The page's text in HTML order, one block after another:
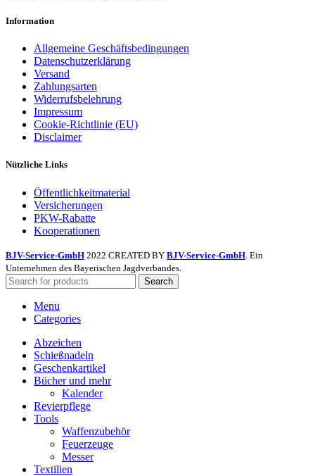
Information
Allgemeine Geschäftsbedingungen
Datenschutzerklärung
Versand
Zahlungsarten
Widerrufsbelehrung
Impressum
Cookie-Richtlinie (EU)
Disclaimer
Nützliche Links
Öffentlichkeitmaterial
Versicherungen
PKW-Rabatte
Kooperationen
BJV-Service-GmbH 2022 CREATED BY BJV-Service-GmbH . Ein
Unternehmen des Bayerischen Jagdverbandes.
Search
Menu
Categories
Abzeichen
Schießnadeln
Geschenkartikel
Bücher und mehr
Kalender
Revierpflege
Tools
Waffenzubehör
Feuerzeuge
Messer
Textilien